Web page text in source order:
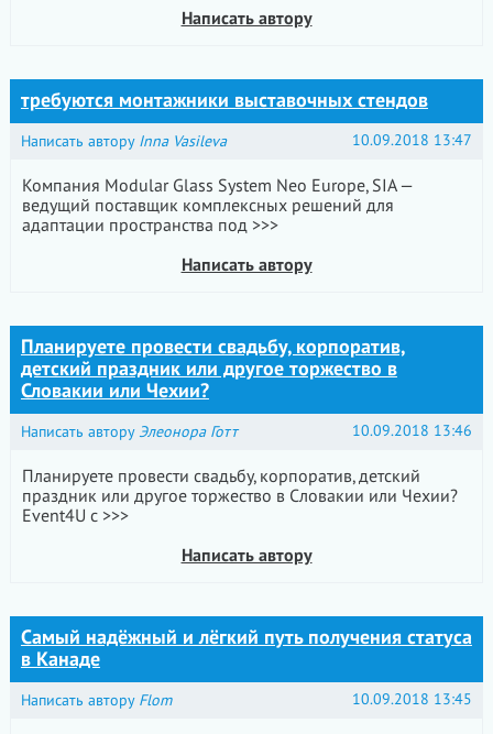
Написать автору
требуются монтажники выставочных стендов
Написать автору Inna Vasileva 10.09.2018 13:47
Компания Modular Glass System Neo Europe, SIA —
ведущий поставщик комплексных решений для
адаптации пространства под >>>
Написать автору
Планируете провести свадьбу, корпоратив,
детский праздник или другое торжество в
Словакии или Чехии?
Написать авторуЭлеонора Готт 10.09.2018 13:46
Планируете провести свадьбу, корпоратив, детский
праздник или другое торжество в Словакии или Чехии?
Event4U с >>>
Написать автору
Самый надёжный и лёгкий путь получения статуса
в Канаде
Написать автору Flom 10.09.2018 13:45